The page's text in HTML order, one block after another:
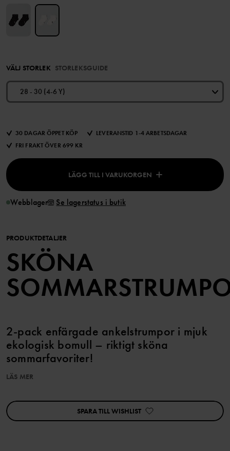
VÄLJ STORLEK STORLEKSGUIDE
28 - 30 (4-6 Y)
30 DAGAR ÖPPET KÖP
LEVERANSTID 1-4 ARBETSDAGAR
FRI FRAKT ÖVER 699 KR
LÄGG TILL I VARUKORGEN
Webblager Se lagerstatus i butik
PRODUKTDETALJER
SKÖNA
2-pack enfärgade ankelstrumpor i mjuk
ekologisk bomull – riktigt sköna
sommarfavoriter!
Artikelnummer:60602354
LÄS MER
SPARA TILL WISHLIST